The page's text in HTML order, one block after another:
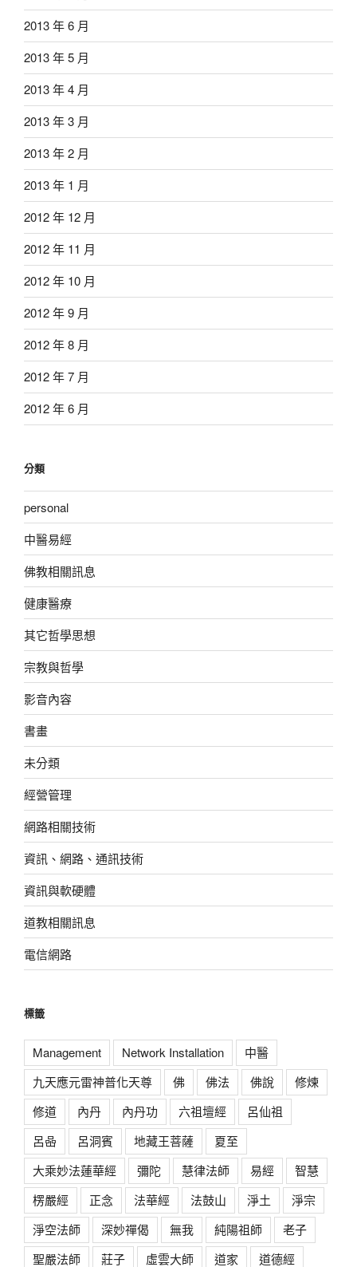
2013 年 6 月
2013 年 5 月
2013 年 4 月
2013 年 3 月
2013 年 2 月
2013 年 1 月
2012 年 12 月
2012 年 11 月
2012 年 10 月
2012 年 9 月
2012 年 8 月
2012 年 7 月
2012 年 6 月
分類
personal
中醫易經
佛教相關訊息
健康醫療
其它哲學思想
宗教與哲學
影音內容
書畫
未分類
經營管理
網路相關技術
資訊、網路、通訊技術
資訊與軟硬體
道教相關訊息
電信網路
標籤
Management Network Installation
中醫
九天應元雷神普化天尊
佛 佛法 佛說
修煉
修道
內丹 內丹功 六祖壇經
呂仙祖
呂喦
呂洞賓 地藏王菩薩
夏至
大乘妙法蓮華經
彌陀 慧律法師 易經
智慧
楞嚴經
正念 法華經 法鼓山 淨土
淨宗
淨空法師
深妙禪偈 無我 純陽祖師
老子
聖嚴法師
莊子 虛雲大師 道家 道德經